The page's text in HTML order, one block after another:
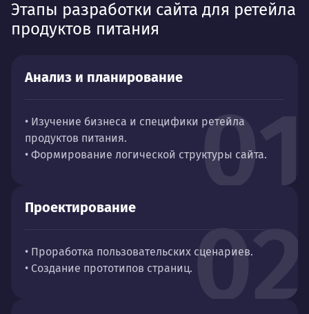
Этапы разработки сайта для ретейла
продуктов питания
01
Анализ и планирование
• Изучение бизнеса и специфики ретейла
продуктов питания.
• Формирование логической структуры сайта.
02
Проектирование
• Проработка пользовательских сценариев.
• Создание прототипов страниц.